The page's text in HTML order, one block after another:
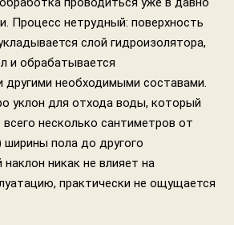
Процесс нетрудный: поверхность
слой гидроизолятора,
и обрабатывается
другими необходимыми составами.
уклон для отхода воды, который
несколько сантиметров от
ширины пола до другого
никак не влияет на
практически не ощущается